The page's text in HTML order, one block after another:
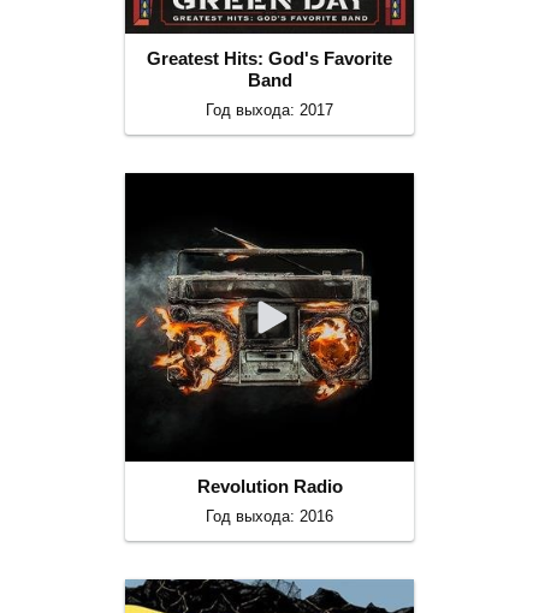
Greatest Hits: God's Favorite
Band
Год выхода: 2017
Revolution Radio
Год выхода: 2016